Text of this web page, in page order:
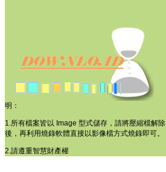
明：
1.所有檔案皆以 Image 型式儲存，請將壓縮檔解除
後，再利用燒錄軟體直接以影像檔方式燒錄即可。
2.請遵重智慧財產權